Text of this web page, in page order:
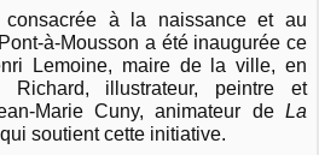
consacrée à la naissance et au
à-Mousson a été inaugurée ce
Lemoine, maire de la ville, en
Richard, illustrateur, peintre et
Marie Cuny, animateur de La
soutient cette initiative.